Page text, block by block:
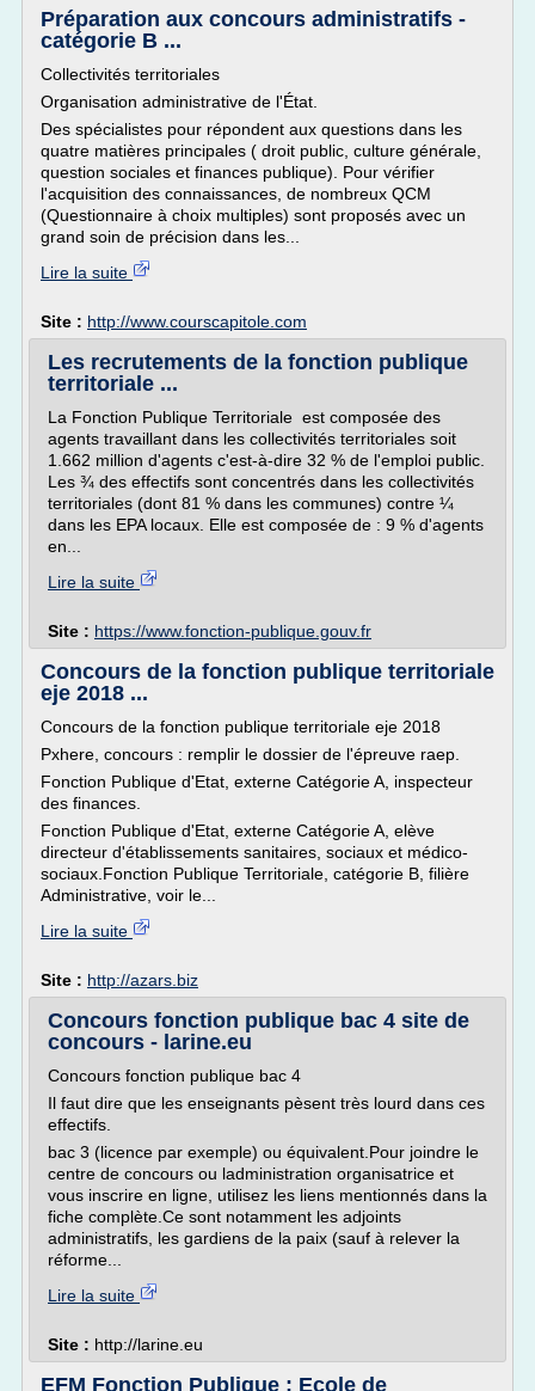
Préparation aux concours administratifs -
catégorie B ...
Collectivités territoriales
Organisation administrative de l'État.
Des spécialistes pour répondent aux questions dans les
quatre matières principales ( droit public, culture générale,
question sociales et finances publique). Pour vérifier
l'acquisition des connaissances, de nombreux QCM
(Questionnaire à choix multiples) sont proposés avec un
grand soin de précision dans les...
Lire la suite
Site : http://www.courscapitole.com
Les recrutements de la fonction publique
territoriale ...
La Fonction Publique Territoriale est composée des
agents travaillant dans les collectivités territoriales soit
1.662 million d'agents c'est-à-dire 32 % de l'emploi public.
Les ¾ des effectifs sont concentrés dans les collectivités
territoriales (dont 81 % dans les communes) contre ¼
dans les EPA locaux. Elle est composée de : 9 % d'agents
en...
Lire la suite
Site : https://www.fonction-publique.gouv.fr
Concours de la fonction publique territoriale
eje 2018 ...
Concours de la fonction publique territoriale eje 2018
Pxhere, concours : remplir le dossier de l'épreuve raep.
Fonction Publique d'Etat, externe Catégorie A, inspecteur
des finances.
Fonction Publique d'Etat, externe Catégorie A, elève
directeur d'établissements sanitaires, sociaux et médico-
sociaux.Fonction Publique Territoriale, catégorie B, filière
Administrative, voir le...
Lire la suite
Site : http://azars.biz
Concours fonction publique bac 4 site de
concours - larine.eu
Concours fonction publique bac 4
Il faut dire que les enseignants pèsent très lourd dans ces
effectifs.
bac 3 (licence par exemple) ou équivalent.Pour joindre le
centre de concours ou ladministration organisatrice et
vous inscrire en ligne, utilisez les liens mentionnés dans la
fiche complète.Ce sont notamment les adjoints
administratifs, les gardiens de la paix (sauf à relever la
réforme...
Lire la suite
Site : http://larine.eu
EFM Fonction Publique : Ecole de